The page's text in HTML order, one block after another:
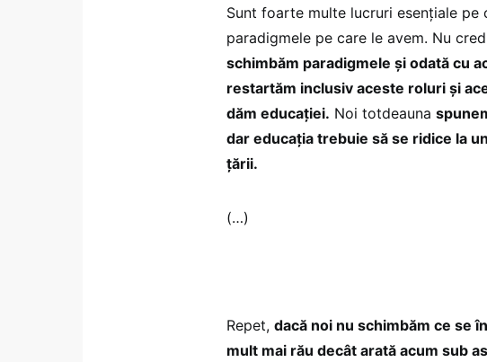
Sunt foarte multe lucruri esențiale
paradigmele pe care le avem. Nu
schimbăm paradigmele și odată cu
restartăm inclusiv aceste roluri și
dăm educației. Noi totdeauna
dar educația trebuie să se ridice la
țării.
(…)
Repet, dacă noi nu schimbăm ce se
mult mai rău decât arată acum sub